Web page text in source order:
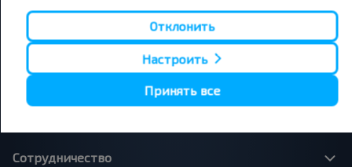
Минск - Вильнюс
Минск - Москва
Сотрудничество
Отклонить
Настроить
Принять все